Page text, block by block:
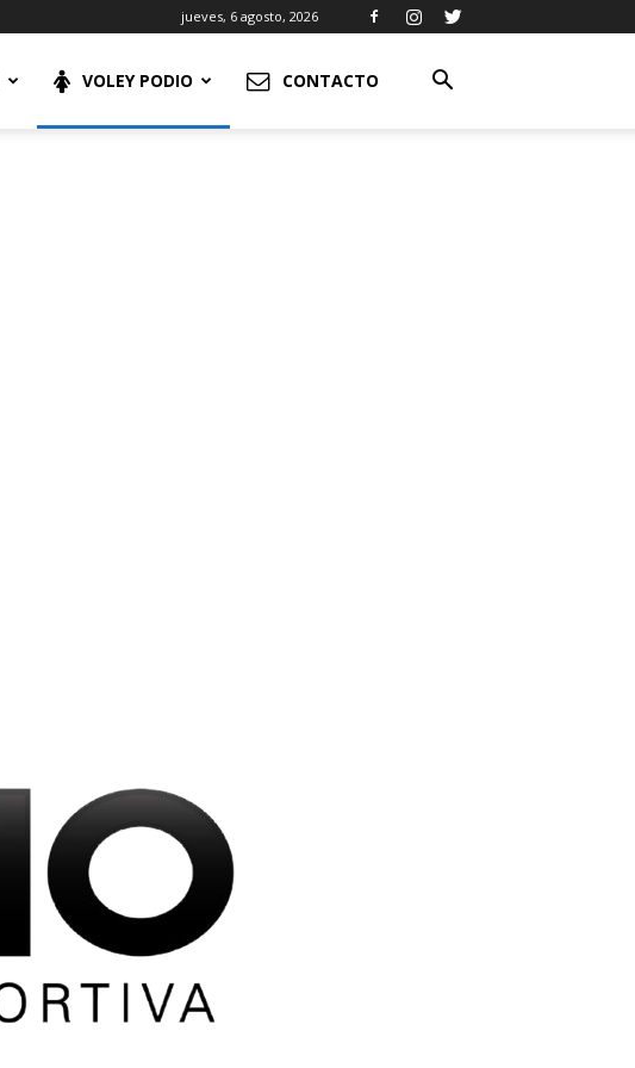
jueves, 6 agosto, 2026
VOLEY PODIO CONTACTO